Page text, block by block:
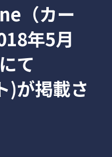
（カー
年5月
て
)が掲載さ